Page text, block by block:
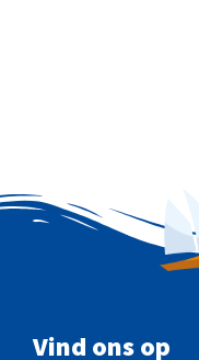
Vind ons op